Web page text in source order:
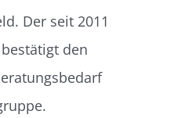
Der seit 2011
den